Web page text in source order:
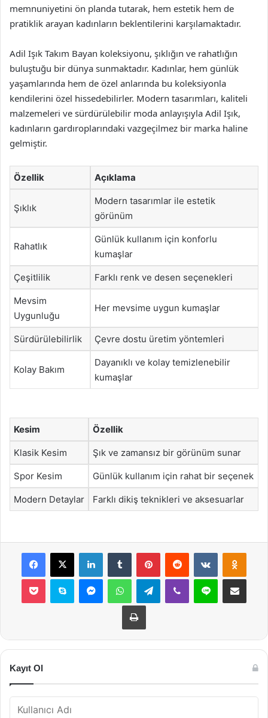
memnuniyetini ön planda tutarak, hem estetik hem de
pratiklik arayan kadınların beklentilerini karşılamaktadır.
Adil Işık Takım Bayan koleksiyonu, şıklığın ve rahatlığın
buluştuğu bir dünya sunmaktadır. Kadınlar, hem günlük
yaşamlarında hem de özel anlarında bu koleksiyonla
kendilerini özel hissedebilirler. Modern tasarımları, kaliteli
malzemeleri ve sürdürülebilir moda anlayışıyla Adil Işık,
kadınların gardıroplarındaki vazgeçilmez bir marka haline
gelmiştir.
Özellik Açıklama
Şıklık
Modern tasarımlar ile estetik
görünüm
Rahatlık
Günlük kullanım için konforlu
kumaşlar
Çeşitlilik Farklı renk ve desen seçenekleri
Mevsim
Uygunluğu
Her mevsime uygun kumaşlar
Sürdürülebilirlik Çevre dostu üretim yöntemleri
Kolay Bakım
Dayanıklı ve kolay temizlenebilir
kumaşlar
Kesim Özellik
Klasik Kesim Şık ve zamansız bir görünüm sunar
Spor Kesim Günlük kullanım için rahat bir seçenek
Modern Detaylar Farklı dikiş teknikleri ve aksesuarlar
Facebook
X LinkedInTumblr PinterestReddit VKontakte
Pocket Skype MessengerWhatsAppTelegramViber Line E-Posta ile
Yazdır
Kayıt Ol